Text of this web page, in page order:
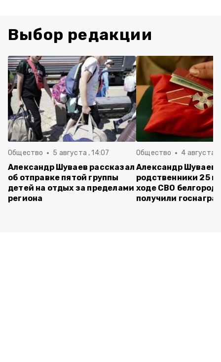
Выбор редакции
Общество 5 августа , 14:07
Александр Шуваев рассказал
об отправке пятой группы
детей на отдых за пределами
региона
Общество 4 августа ,
Александр Шуваев:
родственники 25
ходе СВО
получили